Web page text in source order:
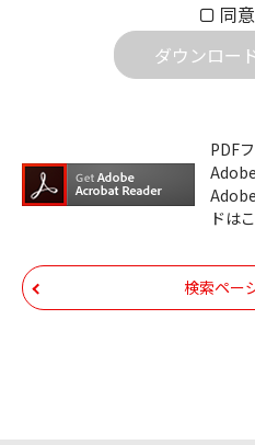
社は一切の責任を負
ルの内容などの変更
機器のコントロール
びその他すべてのダ
いての著作権を含む
帰属します。ダウン
個人で使用される以
同
ダウンロー
PDF
ドは
検索ペー